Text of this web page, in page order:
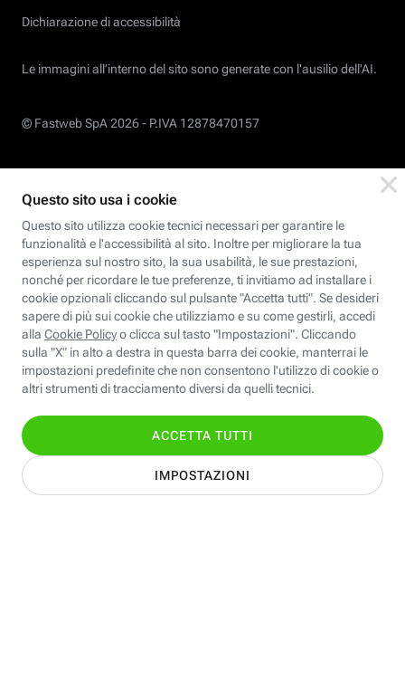
Dichiarazione di accessibilità
Le immagini all’interno del sito sono generate con l'ausilio dell'AI.
© Fastweb SpA 2026 - P.IVA 12878470157